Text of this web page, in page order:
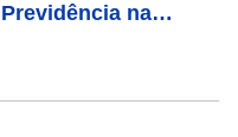
Previdência na